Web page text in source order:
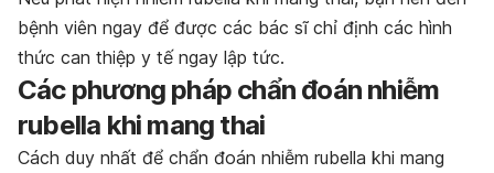
bệnh viên ngay để được các bác sĩ chỉ định các hình
thức can thiệp y tế ngay lập tức.
Các phương pháp chẩn đoán nhiễm
rubella khi mang thai
Cách duy nhất để chẩn đoán nhiễm rubella khi mang